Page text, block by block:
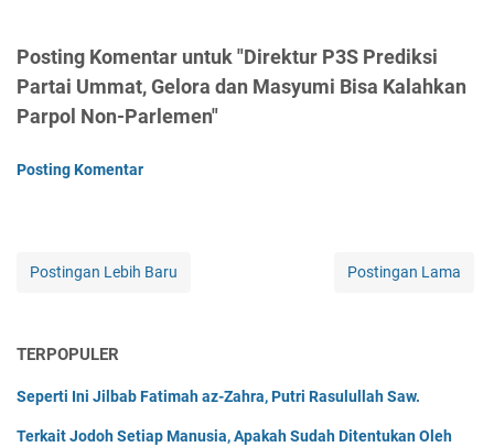
Posting Komentar untuk "Direktur P3S Prediksi
Partai Ummat, Gelora dan Masyumi Bisa Kalahkan
Parpol Non-Parlemen"
Posting Komentar
Postingan Lebih Baru Postingan Lama
TERPOPULER
Seperti Ini Jilbab Fatimah az-Zahra, Putri Rasulullah Saw.
Terkait Jodoh Setiap Manusia, Apakah Sudah Ditentukan Oleh